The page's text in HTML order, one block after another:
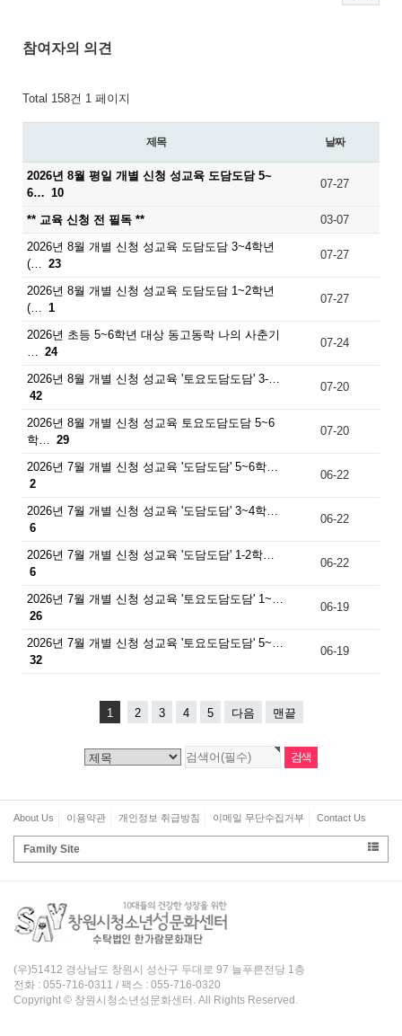
참여자의 의견
Total 158건 1 페이지
제목 날짜
2026년 8월 평일 개별 신청 성교육 도담도담 5~
6… 10
07-27
** 교육 신청 전 필독 **
03-07
2026년 8월 개별 신청 성교육 도담도담 3~4학년
(… 23
07-27
2026년 8월 개별 신청 성교육 도담도담 1~2학년
(… 1
07-27
2026년 초등 5~6학년 대상 동고동락 나의 사춘기
… 24
07-24
2026년 8월 개별 신청 성교육 '토요도담도담' 3-…
42
07-20
2026년 8월 개별 신청 성교육 토요도담도담 5~6
학… 29
07-20
2026년 7월 개별 신청 성교육 '도담도담' 5~6학…
2
06-22
2026년 7월 개별 신청 성교육 '도담도담' 3~4학…
6
06-22
2026년 7월 개별 신청 성교육 '도담도담' 1-2학…
6
06-22
2026년 7월 개별 신청 성교육 '토요도담도담' 1~…
26
06-19
2026년 7월 개별 신청 성교육 '토요도담도담' 5~…
32
06-19
1 2 3 4 5 다음 맨끝
About Us 이용약관 개인정보 취급방침 이메일 무단수집거부 Contact Us
Family Site
(우)51412 경상남도 창원시 성산구 두대로 97 늘푸른전당 1층
전화 : 055-716-0311 / 팩스 : 055-716-0320
Copyright © 창원시청소년성문화센터. All Rights Reserved.